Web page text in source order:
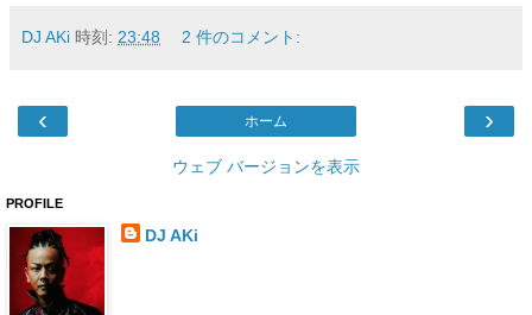
DJ AKi 時刻: 23:48 2 件のコメント:
‹ ›
ホーム
ウェブ バージョンを表示
PROFILE
DJ AKi